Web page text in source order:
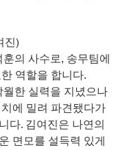
진)
훈의 사수로, 송무팀에
역할을 합니다.
월한 실력을 지녔으나
에 밀려 파견됐다가
다. 김여진은 나연의
면모를 설득력 있게